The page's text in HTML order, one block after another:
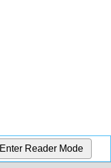
Enter Reader Mode